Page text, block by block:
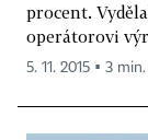
procent.
operátorovi
5. 11. 2015 ▪ 3